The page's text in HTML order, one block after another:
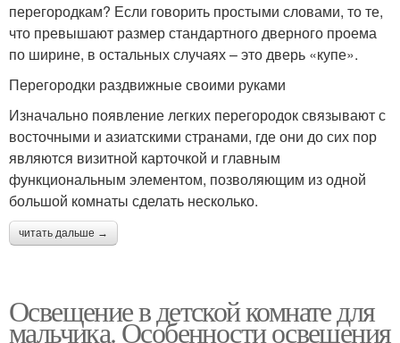
перегородкам? Если говорить простыми словами, то те,
что превышают размер стандартного дверного проема
по ширине, в остальных случаях – это дверь «купе».
Перегородки раздвижные своими руками
Изначально появление легких перегородок связывают с
восточными и азиатскими странами, где они до сих пор
являются визитной карточкой и главным
функциональным элементом, позволяющим из одной
большой комнаты сделать несколько.
читать дальше →
Освещение в детской комнате для
мальчика. Особенности освещения